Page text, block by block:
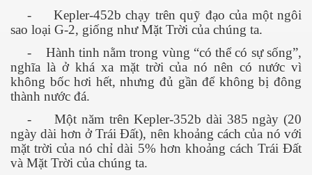
-
Kepler-452b chạy trên quỹ đạo của một ngôi
sao loại G-2, giống như Mặt Trời của chúng ta.
-
Hành tinh nằm trong vùng “có thể có sự sống”,
nghĩa là ở khá xa mặt trời của nó nên có nước vì
không bốc hơi hết, nhưng đủ gần để không bị đông
thành nước đá.
-
Một năm trên Kepler-352b dài 385 ngày (20
ngày dài hơn ở Trái Đất), nên khoảng cách của nó với
mặt trời của nó chỉ dài 5% hơn khoảng cách Trái Đất
và Mặt Trời của chúng ta.